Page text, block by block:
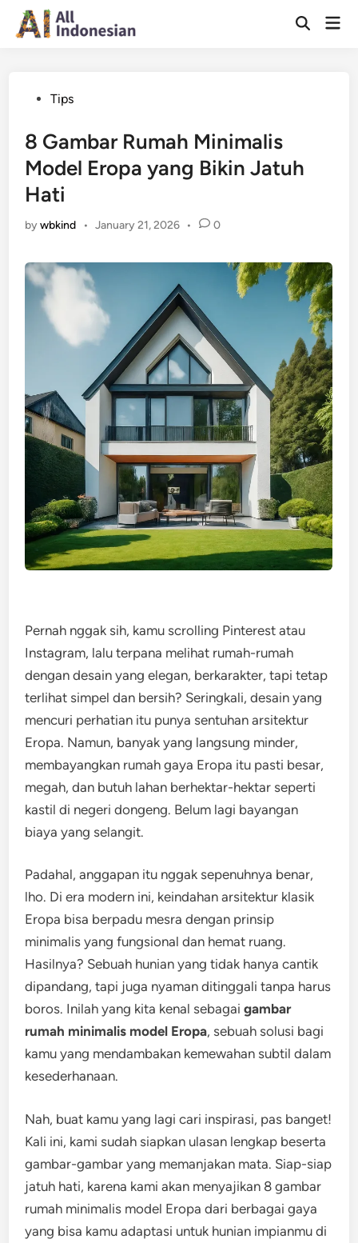
Skip
Open
PostedTips
8 Gambar Rumah Minimalis
Model Eropa yang Bikin Jatuh
Hati
bywbkind • January 21, 2026 • 0
Pernah nggak sih, kamu scrolling Pinterest atau
Instagram, lalu terpana melihat rumah-rumah
dengan desain yang elegan, berkarakter, tapi tetap
terlihat simpel dan bersih? Seringkali, desain yang
mencuri perhatian itu punya sentuhan arsitektur
Eropa. Namun, banyak yang langsung minder,
membayangkan rumah gaya Eropa itu pasti besar,
megah, dan butuh lahan berhektar-hektar seperti
kastil di negeri dongeng. Belum lagi bayangan
biaya yang selangit.
Padahal, anggapan itu nggak sepenuhnya benar,
lho. Di era modern ini, keindahan arsitektur klasik
Eropa bisa berpadu mesra dengan prinsip
minimalis yang fungsional dan hemat ruang.
Hasilnya? Sebuah hunian yang tidak hanya cantik
dipandang, tapi juga nyaman ditinggali tanpa harus
boros. Inilah yang kita kenal sebagaigambar
rumah minimalis model Eropa, sebuah solusi bagi
kamu yang mendambakan kemewahan subtil dalam
kesederhanaan.
Nah, buat kamu yang lagi cari inspirasi, pas banget!
Kali ini, kami sudah siapkan ulasan lengkap beserta
gambar-gambar yang memanjakan mata. Siap-siap
jatuh hati, karena kami akan menyajikan 8 gambar
rumah minimalis model Eropa dari berbagai gaya
yang bisa kamu adaptasi untuk hunian impianmu di